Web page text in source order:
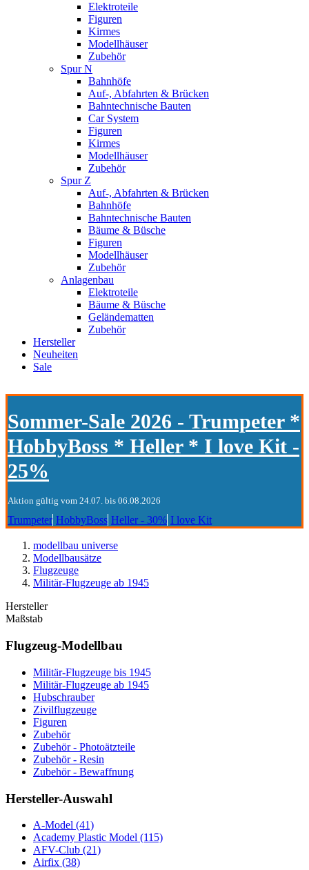
Elektroteile
Figuren
Kirmes
Modellhäuser
Zubehör
Spur N
Bahnhöfe
Auf-, Abfahrten & Brücken
Bahntechnische Bauten
Car System
Figuren
Kirmes
Modellhäuser
Zubehör
Spur Z
Auf-, Abfahrten & Brücken
Bahnhöfe
Bahntechnische Bauten
Bäume & Büsche
Figuren
Modellhäuser
Zubehör
Anlagenbau
Elektroteile
Bäume & Büsche
Geländematten
Zubehör
Hersteller
Neuheiten
Sale
Sommer-Sale 2026 - Trumpeter *
HobbyBoss * Heller * I love Kit -
25%
Aktion gültig vom 24.07. bis 06.08.2026
Trumpeter HobbyBoss Heller - 30% I love Kit
modellbau universe
Modellbausätze
Flugzeuge
Militär-Flugzeuge ab 1945
Hersteller
Maßstab
Flugzeug-Modellbau
Militär-Flugzeuge bis 1945
Militär-Flugzeuge ab 1945
Hubschrauber
Zivilflugzeuge
Figuren
Zubehör
Zubehör - Photoätzteile
Zubehör - Resin
Zubehör - Bewaffnung
Hersteller-Auswahl
A-Model (41)
Academy Plastic Model (115)
AFV-Club (21)
Airfix (38)